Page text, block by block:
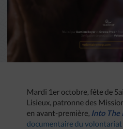
Mardi 1er octobre, fête de
Lisieux, patronne des
en avant-première, Into The
documentaire du volontariat